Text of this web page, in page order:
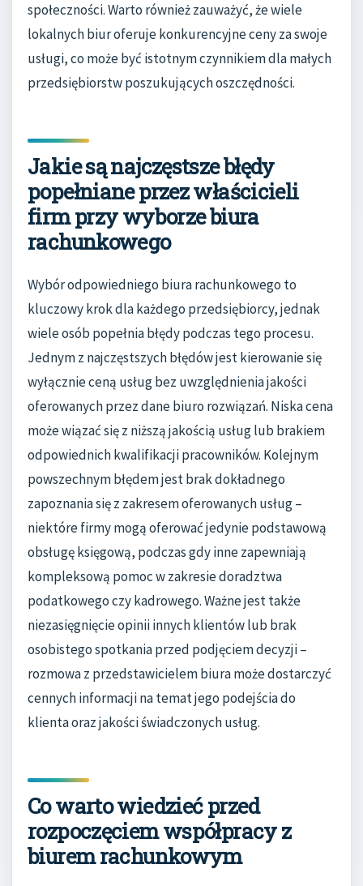
społeczności. Warto również zauważyć, że wiele
lokalnych biur oferuje konkurencyjne ceny za swoje
usługi, co może być istotnym czynnikiem dla małych
przedsiębiorstw poszukujących oszczędności.
Jakie są najczęstsze błędy
popełniane przez właścicieli
firm przy wyborze biura
rachunkowego
Wybór odpowiedniego biura rachunkowego to
kluczowy krok dla każdego przedsiębiorcy, jednak
wiele osób popełnia błędy podczas tego procesu.
Jednym z najczęstszych błędów jest kierowanie się
wyłącznie ceną usług bez uwzględnienia jakości
oferowanych przez dane biuro rozwiązań. Niska cena
może wiązać się z niższą jakością usług lub brakiem
odpowiednich kwalifikacji pracowników. Kolejnym
powszechnym błędem jest brak dokładnego
zapoznania się z zakresem oferowanych usług –
niektóre firmy mogą oferować jedynie podstawową
obsługę księgową, podczas gdy inne zapewniają
kompleksową pomoc w zakresie doradztwa
podatkowego czy kadrowego. Ważne jest także
niezasięgnięcie opinii innych klientów lub brak
osobistego spotkania przed podjęciem decyzji –
rozmowa z przedstawicielem biura może dostarczyć
cennych informacji na temat jego podejścia do
klienta oraz jakości świadczonych usług.
Co warto wiedzieć przed
rozpoczęciem współpracy z
biurem rachunkowym